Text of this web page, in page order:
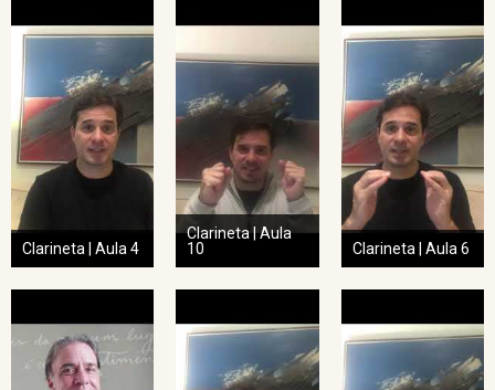
Clarineta | Aula 4
Clarineta | Aula
10
Clarineta | Aula 6